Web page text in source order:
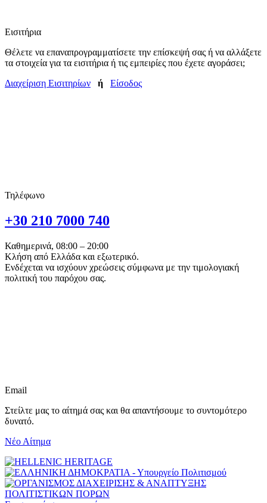
Εισιτήρια
Θέλετε να επαναπρογραμματίσετε την επίσκεψή σας ή να αλλάξετε
τα στοιχεία για τα εισιτήρια ή τις εμπειρίες που έχετε αγοράσει;
Διαχείριση Εισιτηρίων
ή Είσοδος
Τηλέφωνο
+30 210 7000 740
Καθημερινά, 08:00 – 20:00
Κλήση από Ελλάδα και εξωτερικό.
Ενδέχεται να ισχύουν χρεώσεις σύμφωνα με την τιμολογιακή
πολιτική του παρόχου σας.
Email
Στείλτε μας το αίτημά σας και θα απαντήσουμε το συντομότερο
δυνατό.
Νέο Αίτημα